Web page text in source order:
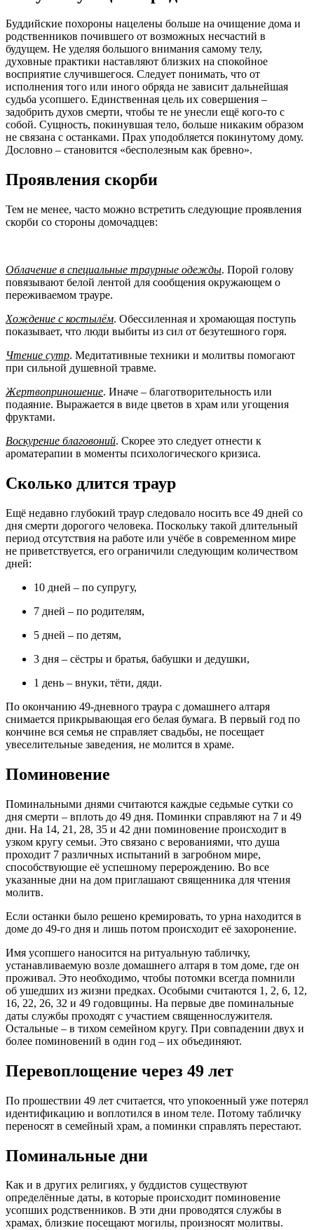
Буддийские похороны нацелены больше на очищение дома и
родственников почившего от возможных несчастий в
будущем. Не уделяя большого внимания самому телу,
духовные практики наставляют близких на спокойное
восприятие случившегося. Следует понимать, что от
исполнения того или иного обряда не зависит дальнейшая
судьба усопшего. Единственная цель их совершения –
задобрить духов смерти, чтобы те не унесли ещё кого-то с
собой. Сущность, покинувшая тело, больше никаким образом
не связана с останками. Прах уподобляется покинутому дому.
Дословно – становится «бесполезным как бревно».
Проявления скорби
Тем не менее, часто можно встретить следующие проявления
скорби со стороны домочадцев:
Облачение в специальные траурные одежды. Порой голову
повязывают белой лентой для сообщения окружающем о
переживаемом трауре.
Хождение с костылём. Обессиленная и хромающая поступь
показывает, что люди выбиты из сил от безутешного горя.
Чтение сутр. Медитативные техники и молитвы помогают
при сильной душевной травме.
Жертвоприношение. Иначе – благотворительность или
подаяние. Выражается в виде цветов в храм или угощения
фруктами.
Воскурение благовоний. Скорее это следует отнести к
ароматерапии в моменты психологического кризиса.
Сколько длится траур
Ещё недавно глубокий траур следовало носить все 49 дней со
дня смерти дорогого человека. Поскольку такой длительный
период отсутствия на работе или учёбе в современном мире
не приветствуется, его ограничили следующим количеством
дней:
10 дней – по супругу,
7 дней – по родителям,
5 дней – по детям,
3 дня – сёстры и братья, бабушки и дедушки,
1 день – внуки, тёти, дяди.
По окончанию 49-дневного траура с домашнего алтаря
снимается прикрывающая его белая бумага. В первый год по
кончине вся семья не справляет свадьбы, не посещает
увеселительные заведения, не молится в храме.
Поминовение
Поминальными днями считаются каждые седьмые сутки со
дня смерти – вплоть до 49 дня. Поминки справляют на 7 и 49
дни. На 14, 21, 28, 35 и 42 дни поминовение происходит в
узком кругу семьи. Это связано с верованиями, что душа
проходит 7 различных испытаний в загробном мире,
способствующие её успешному перерождению. Во все
указанные дни на дом приглашают священника для чтения
молитв.
Если останки было решено кремировать, то урна находится в
доме до 49-го дня и лишь потом происходит её захоронение.
Имя усопшего наносится на ритуальную табличку,
устанавливаемую возле домашнего алтаря в том доме, где он
проживал. Это необходимо, чтобы потомки всегда помнили
об ушедших из жизни предках. Особыми считаются 1, 2, 6, 12,
16, 22, 26, 32 и 49 годовщины. На первые две поминальные
даты службы проходят с участием священнослужителя.
Остальные – в тихом семейном кругу. При совпадении двух и
более поминовений в один год – их объединяют.
Перевоплощение через 49 лет
По прошествии 49 лет считается, что упокоенный уже потерял
идентификацию и воплотился в ином теле. Потому табличку
переносят в семейный храм, а поминки справлять перестают.
Поминальные дни
Как и в других религиях, у буддистов существуют
определённые даты, в которые происходит поминовение
усопших родственников. В эти дни проводятся службы в
храмах, близкие посещают могилы, произносят молитвы.